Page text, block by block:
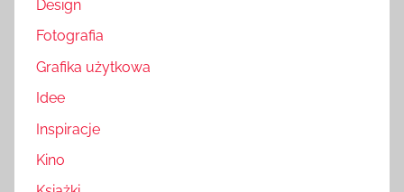
Design
Fotografia
Grafika użytkowa
Idee
Inspiracje
Kino